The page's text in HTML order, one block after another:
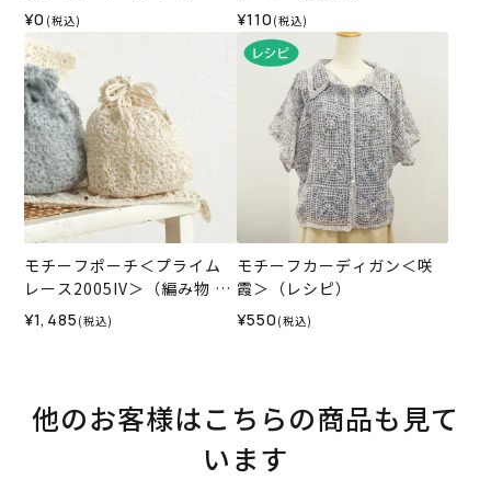
¥0 (税込) ¥110 (税込)
モチーフポーチ＜プライム
レース2005IV＞（編み物 材
料セット）
¥1,485 (税込)
モチーフカーディガン＜咲
霞＞（レシピ）
¥550 (税込)
他のお客様はこちらの商品も見て
います